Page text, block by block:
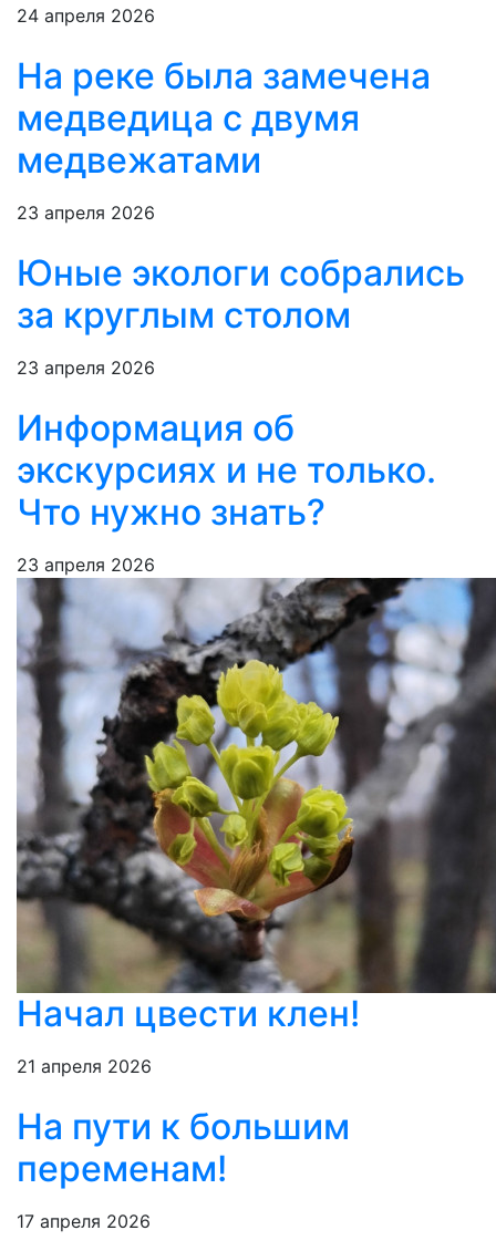
24 апреля 2026
На реке была замечена
медведица с двумя
медвежатами
23 апреля 2026
Юные экологи собрались
за круглым столом
23 апреля 2026
Информация об
экскурсиях и не только.
Что нужно знать?
23 апреля 2026
Начал цвести клен!
21 апреля 2026
На пути к большим
переменам!
17 апреля 2026